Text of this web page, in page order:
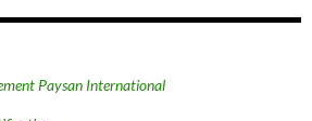
Paysan International